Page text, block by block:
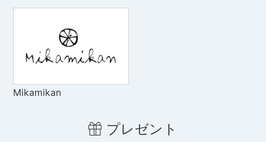
Mikamikan
プレゼント